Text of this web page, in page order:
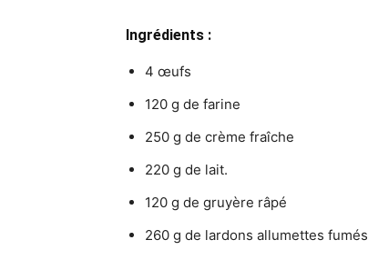
Ingrédients :
4 œufs
120 g de farine
250 g de crème fraîche
220 g de lait.
120 g de gruyère râpé
260 g de lardons allumettes fumés